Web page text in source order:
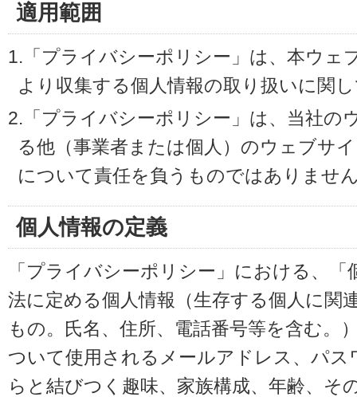
適用範囲
1.「プライバシーポリシー」は、本ウェ
より収集する個人情報の取り扱いに関
2.「プライバシーポリシー」は、当社の
る他（事業者または個人）のウェブサ
について責任を負うものではありませ
個人情報の定義
「プライバシーポリシー」における、
法に定める個人情報（生存する個人に関
もの。氏名、住所、電話番号等を含む。
ついて使用されるメールアドレス、パ
らと結びつく趣味、家族構成、年齢、そ